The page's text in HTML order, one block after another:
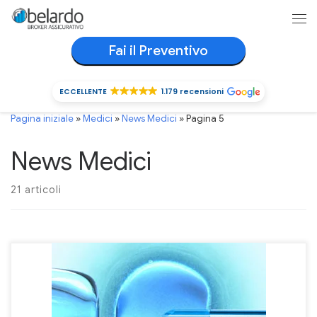
Passa al contenuto
Fai il Preventivo
ECCELLENTE 1.179 recensioni
Pagina iniziale »Medici »News Medici »Pagina 5
News Medici
21 articoli
Il mercato assicurativo per la RC Professionale dei Ginecologi
negli ultimi anni si è adeguato alle sempre più numerose esigenze